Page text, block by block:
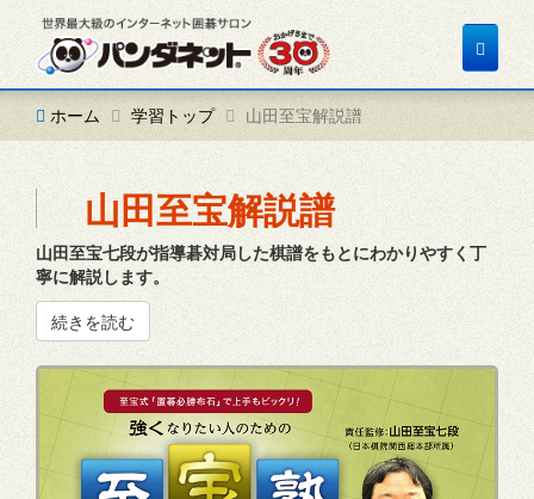
Toggle
ホーム
学習トップ 山田至宝解説譜
山田至宝解説譜
山田至宝七段が指導碁対局した棋譜をもとにわかりやすく丁
寧に解説します。
続きを読む